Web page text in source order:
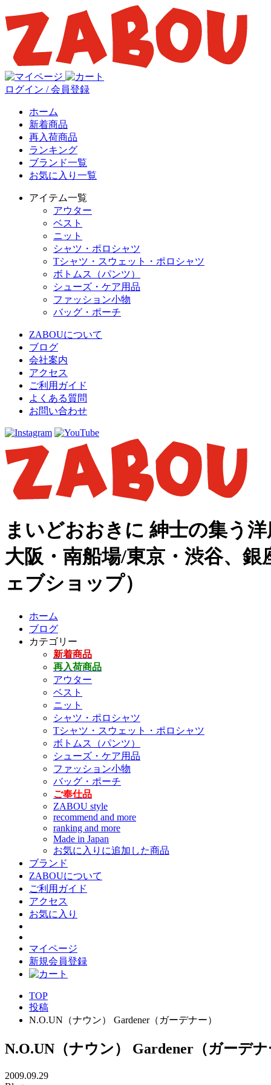
ログイン / 会員登録
ホーム
新着商品
再入荷商品
ランキング
ブランド一覧
お気に入り一覧
アイテム一覧
アウター
ベスト
ニット
シャツ・ポロシャツ
Tシャツ・スウェット・ポロシャツ
ボトムス（パンツ）
シューズ・ケア用品
ファッション小物
バッグ・ポーチ
ZABOUについて
ブログ
会社案内
アクセス
ご利用ガイド
よくある質問
お問い合わせ
まいどおおきに 紳士の集う
大阪・南船場/東京・渋谷、
ェブショップ）
ホーム
ブログ
カテゴリー
新着商品
再入荷商品
アウター
ベスト
ニット
シャツ・ポロシャツ
Tシャツ・スウェット・ポロシャツ
ボトムス（パンツ）
シューズ・ケア用品
ファッション小物
バッグ・ポーチ
ご奉仕品
ZABOU style
recommend and more
ranking and more
Made in Japan
お気に入りに追加した商品
ブランド
ZABOUについて
ご利用ガイド
アクセス
お気に入り
マイページ
新規会員登録
TOP
投稿
N.O.UN（ナウン） Gardener（ガーデナー）
N.O.UN（ナウン） Gardener（ガーデ
2009.09.29